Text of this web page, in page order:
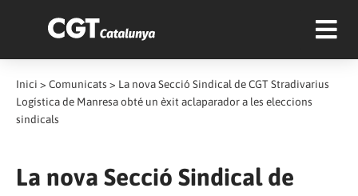
Inici > Comunicats > La nova Secció Sindical de CGT Stradivarius
Logística de Manresa obté un èxit aclaparador a les eleccions
sindicals
La nova Secció Sindical de